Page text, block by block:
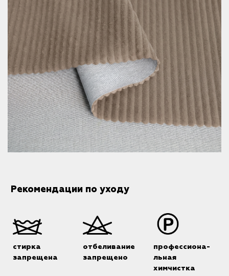
Рекомендации по уходу
стирка
запрещена
отбеливание
запрещено
профессиона-
льная
химчистка